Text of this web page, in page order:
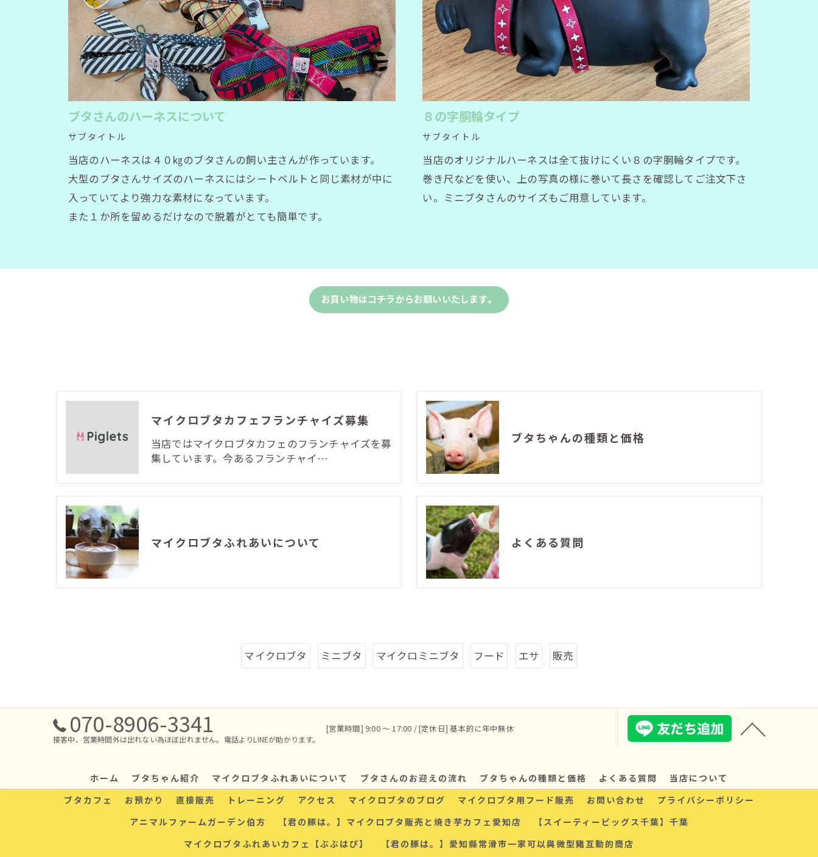
ブタさんのハーネスについて
サブタイトル
当店のハーネスは４０㎏のブタさんの飼い主さんが作っています。
大型のブタさんサイズのハーネスにはシートベルトと同じ素材が中に
入っていてより強力な素材になっています。
また１か所を留めるだけなので脱着がとても簡単です。
８の字胴輪タイプ
サブタイトル
当店のオリジナルハーネスは全て抜けにくい８の字胴輪タイプです。
巻き尺などを使い、上の写真の様に巻いて長さを確認してご注文下さ
い。ミニブタさんのサイズもご用意しています。
お買い物はコチラからお願いいたします。
マイクロブタカフェフランチャイズ募集
当店ではマイクロブタカフェのフランチャイズを募
集しています。今あるフランチャイ…
ブタちゃんの種類と価格
マイクロブタふれあいについて よくある質問
マイクロブタ ミニブタ マイクロミニブタ フード エサ 販売
070-8906-3341
接客中、営業時間外は出れない為ほぼ出れません。電話よりLINEが助かります。
[営業時間] 9:00 〜 17:00 / [定休日] 基本的に年中無休
ホーム ブタちゃん紹介 マイクロブタふれあいについて ブタさんのお迎えの流れ ブタちゃんの種類と価格 よくある質問
当店について
ブタカフェ
お預かり 直接販売 トレーニング アクセス マイクロブタのブログ マイクロブタ用フード販売 お問い合わせ
プライバシーポリシー
アニマルファームガーデン伯方
【君の豚は。】マイクロブタ販売と焼き芋カフェ愛知店
【スイーティーピッグス千葉】千葉
マイクロブタふれあいカフェ【ぶぶはぴ】
【君の豚は。】愛知縣常滑市一家可以與微型豬互動的商店